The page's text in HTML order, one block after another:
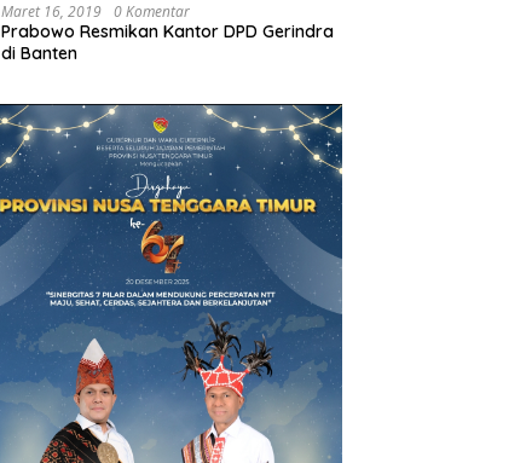
Maret 16, 2019 0 Komentar
Prabowo Resmikan Kantor DPD Gerindra
di Banten